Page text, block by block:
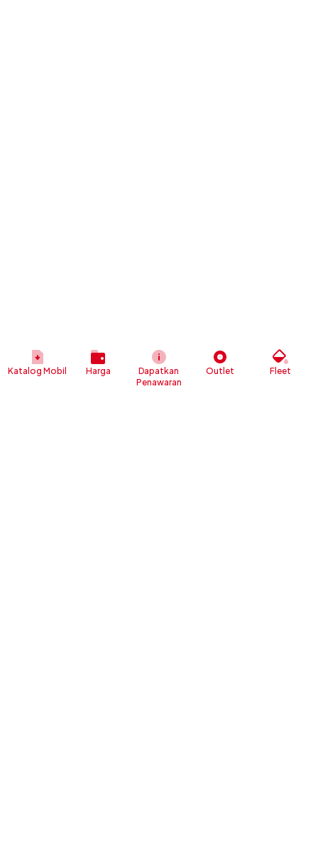
Katalog Mobil Harga
Dapatkan
Penawaran
Outlet Fleet